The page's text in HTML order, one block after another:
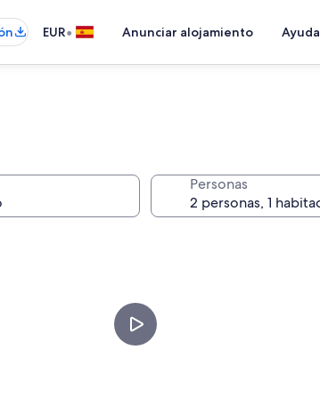
EUR• Anunciar alojamiento Ayuda
Personas